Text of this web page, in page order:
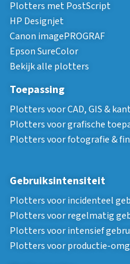
Plotters met PostScript
HP Designjet
Canon imagePROGRAF
Epson SureColor
Bekijk alle plotters
Toepassing
Plotters voor CAD, GIS &
Plotters voor grafische
Plotters voor fotografie &
Gebruiksintensiteit
Plotters voor incidenteel
Plotters voor regelmatig
Plotters voor intensief
Plotters voor productie-